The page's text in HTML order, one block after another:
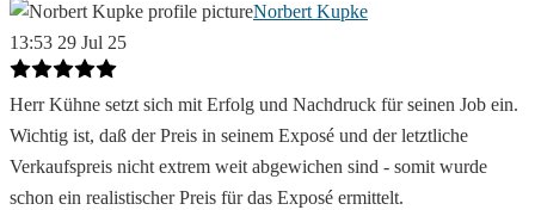
Norbert Kupke
13:53 29 Jul 25
Herr Kühne setzt sich mit Erfolg und Nachdruck für seinen Job ein.
Wichtig ist, daß der Preis in seinem Exposé und der letztliche
Verkaufspreis nicht extrem weit abgewichen sind - somit wurde
schon ein realistischer Preis für das Exposé ermittelt.